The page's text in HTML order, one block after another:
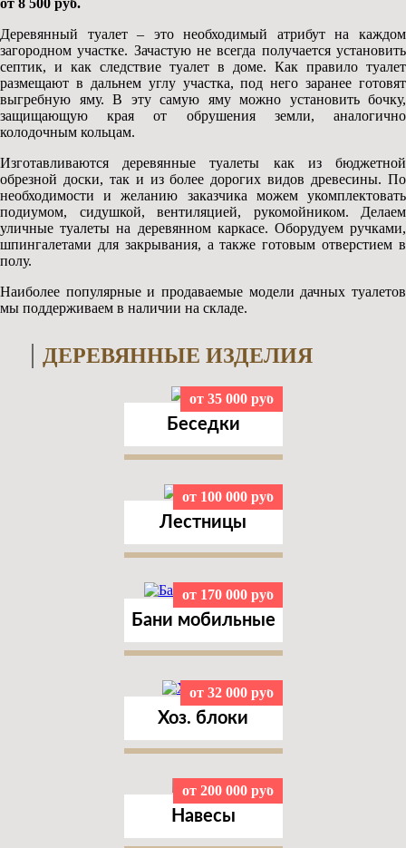
Деревянный туалет – это необходимый атрибут на каждом
загородном участке. Зачастую не всегда получается установить
септик, и как следствие туалет в доме. Как правило туалет
размещают в дальнем углу участка, под него заранее готовят
выгребную яму. В эту самую яму можно установить бочку,
защищающую края от обрушения земли, аналогично
колодочным кольцам.
Изготавливаются деревянные туалеты как из бюджетной
обрезной доски, так и из более дорогих видов древесины. По
необходимости и желанию заказчика можем укомплектовать
подиумом, сидушкой, вентиляцией, рукомойником. Делаем
уличные туалеты на деревянном каркасе. Оборудуем ручками,
шпингалетами для закрывания, а также готовым отверстием в
полу.
Наиболее популярные и продаваемые модели дачных туалетов
мы поддерживаем в наличии на складе.
ДЕРЕВЯННЫЕ ИЗДЕЛИЯ
от 35 000 руб
Беседки
от 100 000 руб
Лестницы
от 170 000 руб
Бани мобильные
от 32 000 руб
Хоз. блоки
от 200 000 руб
Навесы